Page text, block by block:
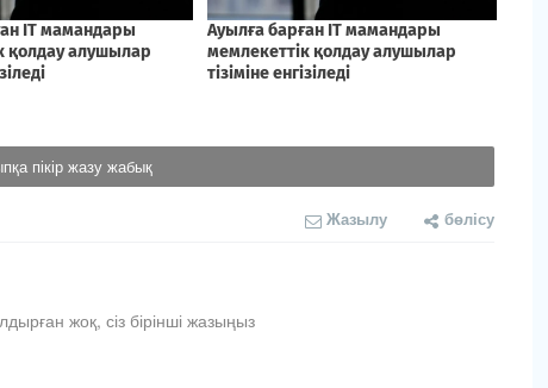
пікір жазу жабық
Жазылу бөлісу
жоқ, сіз бірінші жазыңыз